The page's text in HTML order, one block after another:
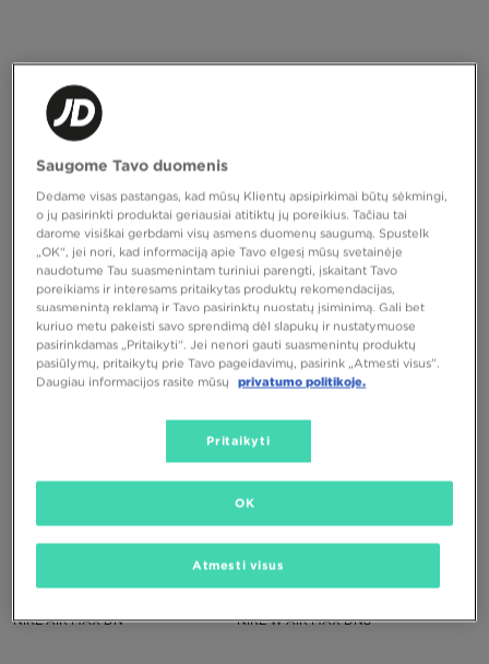
NIKE AIR MAX DN ROAM
180,00 €
NIKE AIR MAX DN ROAM
180,00 €
PUIKUS PASIŪLYMAS
NIKE AIR MAX DN
PUIKUS PASIŪLYMAS
NIKE W AIR MAX DN8
Saugome Tavo duomenis
Dedame visas pastangas, kad mūsų Klientų apsipirkimai būtų sėkmingi,
o jų pasirinkti produktai geriausiai atitiktų jų poreikius. Tačiau tai
darome visiškai gerbdami visų asmens duomenų saugumą. Spustelk
„OK“, jei nori, kad informaciją apie Tavo elgesį mūsų svetainėje
naudotume Tau suasmenintam turiniui parengti, įskaitant Tavo
poreikiams ir interesams pritaikytas produktų rekomendacijas,
suasmenintą reklamą ir Tavo pasirinktų nuostatų įsiminimą. Gali bet
kuriuo metu pakeisti savo sprendimą dėl slapukų ir nustatymuose
pasirinkdamas „Pritaikyti“. Jei nenori gauti suasmenintų produktų
pasiūlymų, pritaikytų prie Tavo pageidavimų, pasirink „Atmesti visus”.
Daugiau informacijos rasite mūsų
privatumo politikoje.
Pritaikyti
Atmesti visus
OK